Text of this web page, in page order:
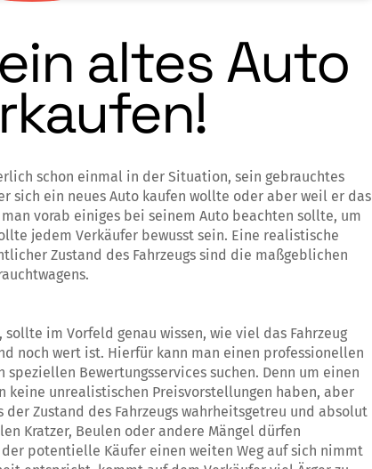
altes Auto
schon einmal in der Situation, sein gebrauchtes
sich ein neues Auto kaufen wollte oder aber weil er das
vorab einiges bei seinem Auto beachten sollte, um
jedem Verkäufer bewusst sein. Eine realistische
Zustand des Fahrzeugs sind die maßgeblichen
, sollte im Vorfeld genau wissen, wie viel das Fahrzeug
noch wert ist. Hierfür kann man einen professionellen
Bewertungsservices suchen. Denn um einen
keine unrealistischen Preisvorstellungen haben, aber
Zustand des Fahrzeugs wahrheitsgetreu und absolut
Kratzer, Beulen oder andere Mängel dürfen
potentielle Käufer einen weiten Weg auf sich nimmt